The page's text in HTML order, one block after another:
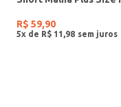
R$ 59,90
5x de R$ 11 98